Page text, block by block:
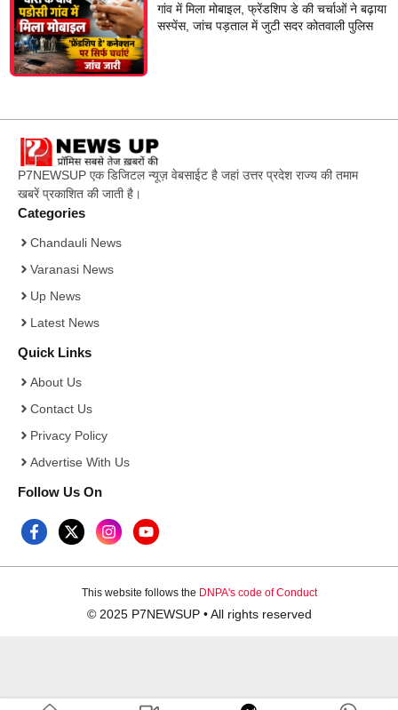
गांव में मिला मोबाइल, फ्रेंडशिप डे की चर्चाओं ने बढ़ाया
सस्पेंस, जांच पड़ताल में जुटी सदर कोतवाली पुलिस
P7NEWSUP एक डिजिटल न्यूज़ वेबसाईट है जहां उत्तर प्रदेश राज्य की तमाम
खबरें प्रकाशित की जाती है।
Categories
Chandauli News
Varanasi News
Up News
Latest News
Quick Links
About Us
Contact Us
Privacy Policy
Advertise With Us
Follow Us On
This website follows the DNPA's code of Conduct
© 2025 P7NEWSUP • All rights reserved